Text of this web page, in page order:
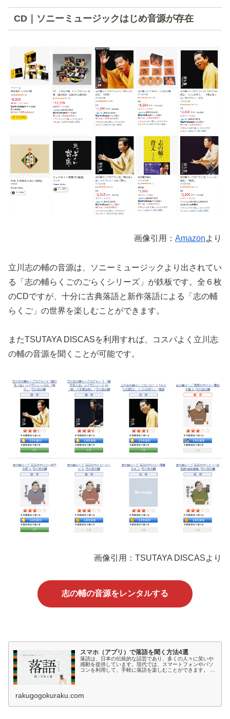
CD｜ソニーミュージックはじめ音源が存在
画像引用： Amazonより
立川志の輔の音源は、ソニーミュージックより出されてい
る「志の輔らくごのごらくシリーズ」が鉄板です。全６枚
のCDですが、十分に古典落語と新作落語による「志の輔
らくご」の世界を楽しむことができます。
またTSUTAYA DISCASを利用すれば、コスパよく立川志
の輔の音源を聞くことが可能です。
画像引用：TSUTAYA DISCASより
志の輔の音源をレンタルする
スマホ（アプリ）で落語を聞く方法4選
落語は、日本の伝統的な話芸であり、多くの人々に笑いや
感動を提供しています。現代では、スマートフォンやパソ
コンを利用して、手軽に落語を楽しむことができます。 落
rakugogokuraku.com